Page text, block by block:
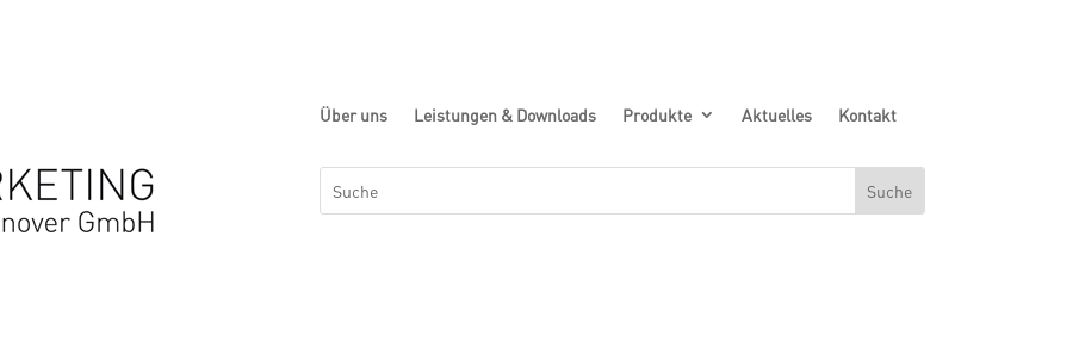
Über uns Leistungen & Downloads Produkte Aktuelles Kontakt